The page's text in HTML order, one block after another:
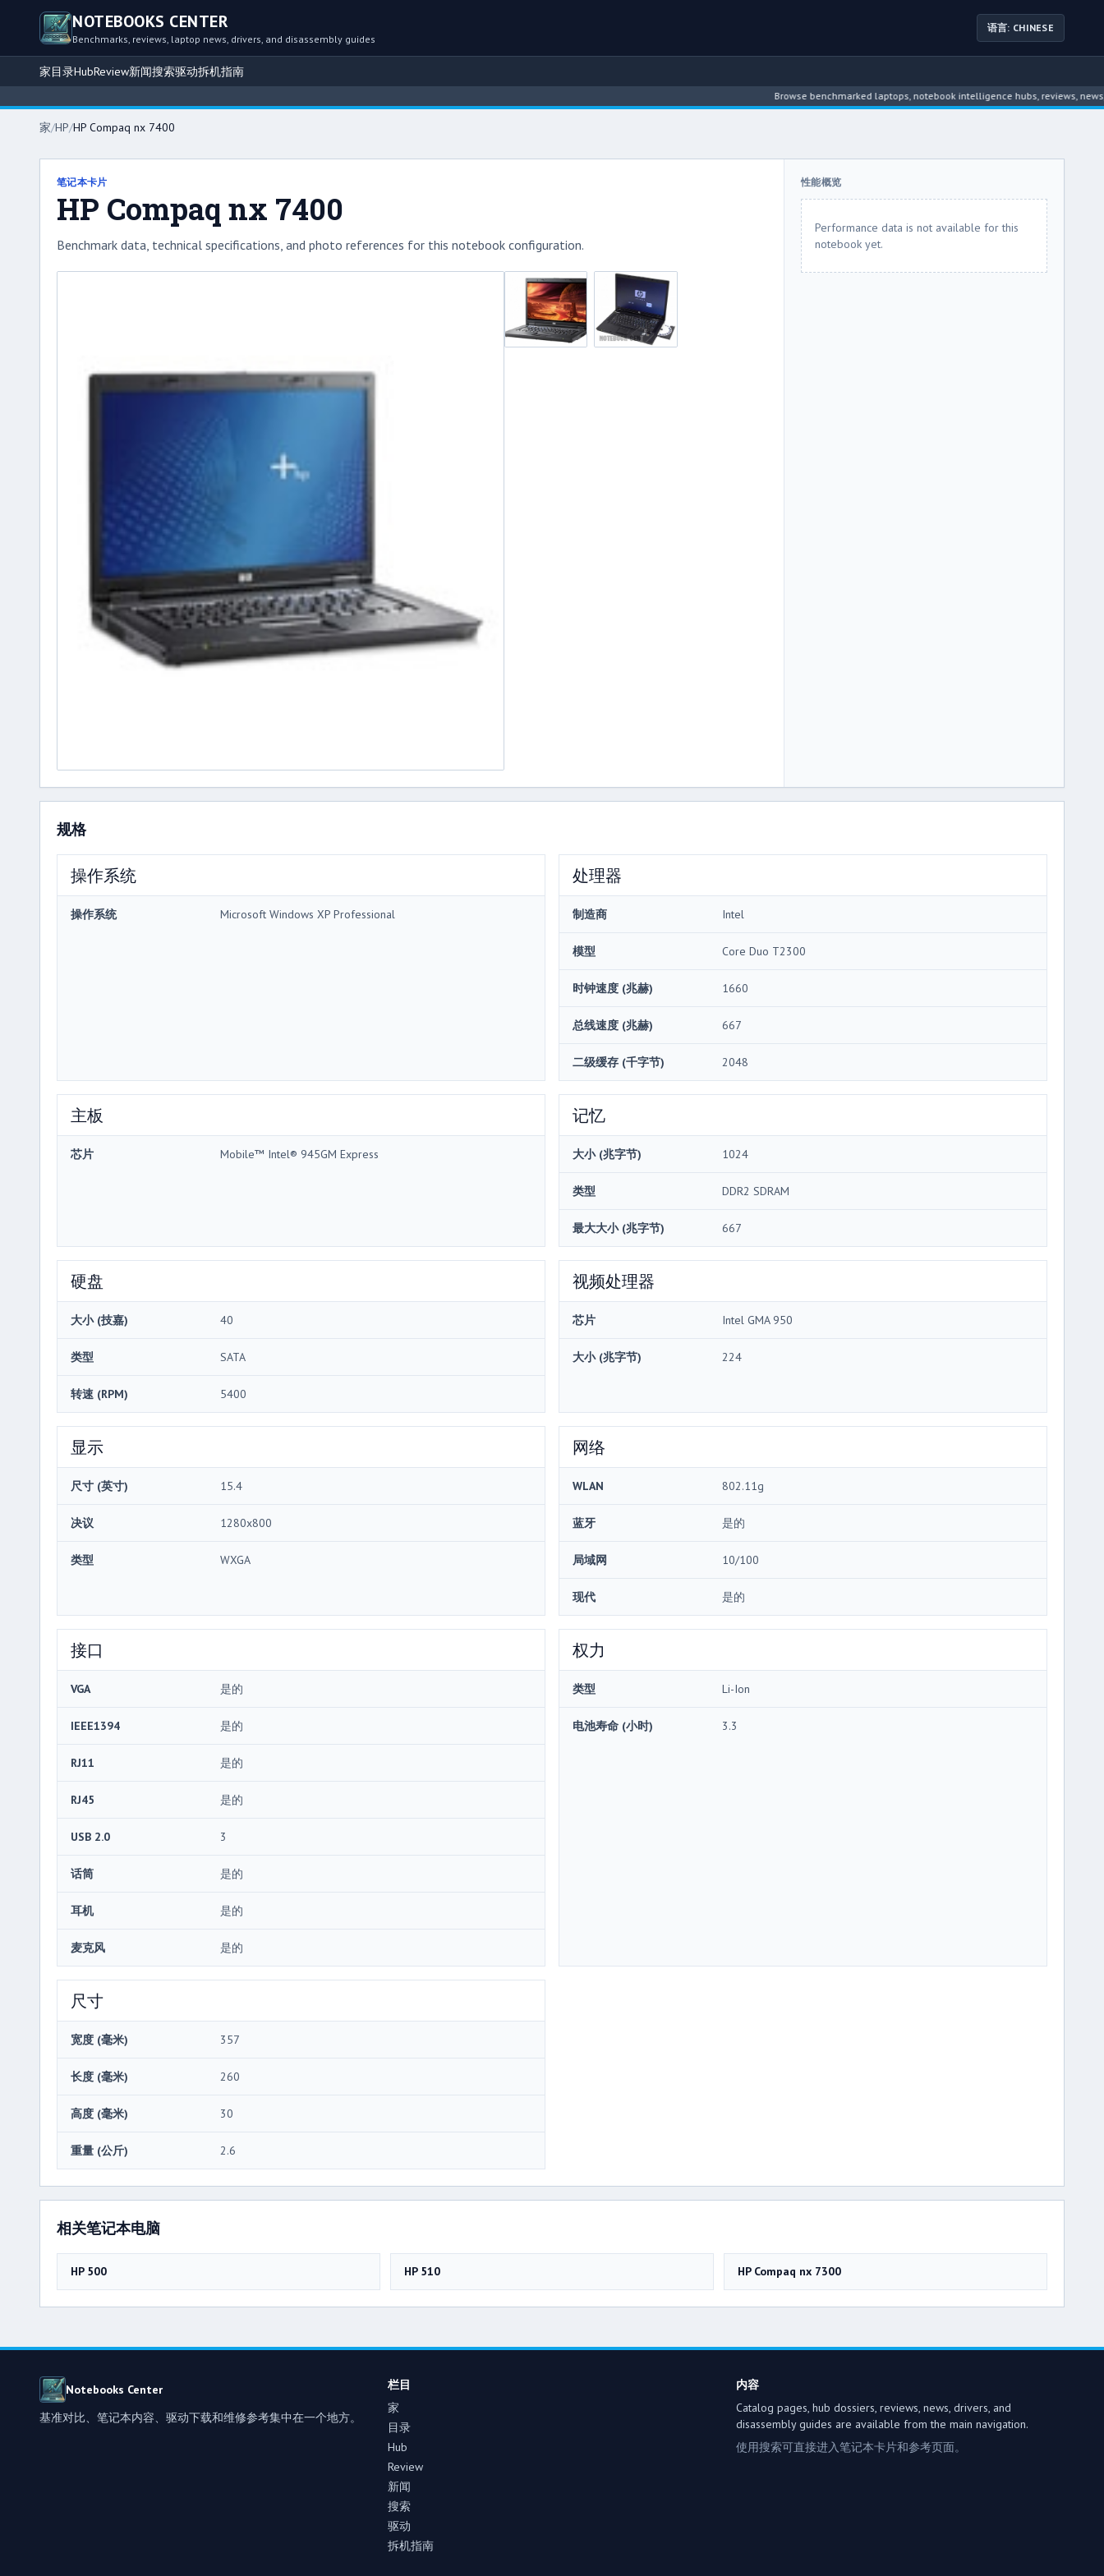
NOTEBOOKS CENTER
Benchmarks, reviews, laptop news, drivers, and disassembly guides
语言: CHINESE
家目录HubReview新闻搜索驱动拆机指南
Browse benchmarked laptops, notebook intelligence hubs, reviews, news, driver
家/HP/HP Compaq nx 7400
笔记本卡片
HP Compaq nx 7400
Benchmark data, technical specifications, and photo references for this notebook configuration.
性能概览
Performance data is not available for this
notebook yet.
规格
操作系统
操作系统 Microsoft Windows XP Professional
处理器
制造商 Intel
模型 Core Duo T2300
时钟速度 (兆赫) 1660
总线速度 (兆赫) 667
二级缓存 (千字节) 2048
主板
芯片 Mobile™ Intel® 945GM Express
记忆
大小 (兆字节) 1024
类型 DDR2 SDRAM
最大大小 (兆字节) 667
硬盘
大小 (技嘉) 40
类型 SATA
转速 (RPM) 5400
视频处理器
芯片 Intel GMA 950
大小 (兆字节) 224
显示
尺寸 (英寸) 15.4
决议 1280x800
类型 WXGA
网络
WLAN 802.11g
蓝牙 是的
局域网 10/100
现代 是的
接口
VGA 是的
IEEE1394 是的
RJ11 是的
RJ45 是的
USB 2.0 3
话筒 是的
耳机 是的
麦克风 是的
权力
类型 Li-Ion
电池寿命 (小时) 3.3
尺寸
宽度 (毫米) 357
长度 (毫米) 260
高度 (毫米) 30
重量 (公斤) 2.6
相关笔记本电脑
HP 500 HP 510 HP Compaq nx 7300
Notebooks Center
基准对比、笔记本内容、驱动下载和维修参考集中在一个地方。
栏目
家
目录
Hub
Review
新闻
搜索
驱动
拆机指南
内容
Catalog pages, hub dossiers, reviews, news, drivers, and
disassembly guides are available from the main navigation.
使用搜索可直接进入笔记本卡片和参考页面。